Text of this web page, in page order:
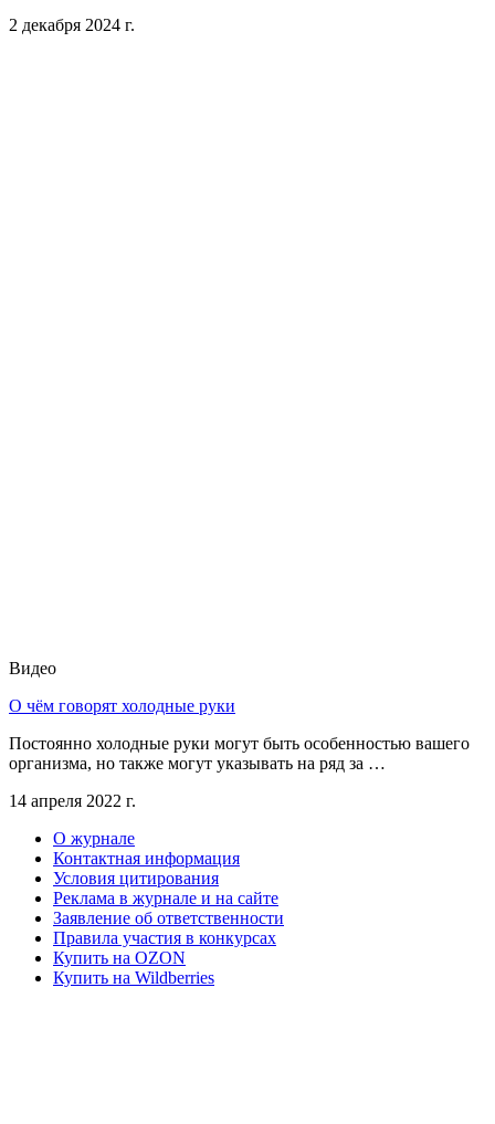
2 декабря 2024 г.
Видео
О чём говорят холодные руки
Постоянно холодные руки могут быть особенностью вашего
организма, но также могут указывать на ряд за …
14 апреля 2022 г.
О журнале
Контактная информация
Условия цитирования
Реклама в журнале и на сайте
Заявление об ответственности
Правила участия в конкурсах
Купить на OZON
Купить на Wildberries